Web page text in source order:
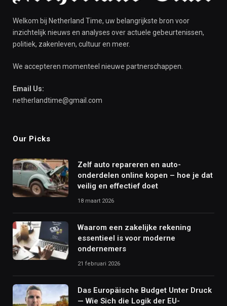
Welkom bij Netherland Time, uw belangrijkste bron voor
inzichtelijk nieuws en analyses over actuele gebeurtenissen,
politiek, zakenleven, cultuur en meer.
We accepteren momenteel nieuwe partnerschappen.
Email Us:
netherlandtime@gmail.com
Our Picks
Zelf auto repareren en auto-
onderdelen online kopen – hoe je dat
veilig en effectief doet
18 maart 2026
Waarom een zakelijke rekening
essentieel is voor moderne
ondernemers
21 februari 2026
Das Europäische Budget Unter Druck
— Wie Sich die Logik der EU-